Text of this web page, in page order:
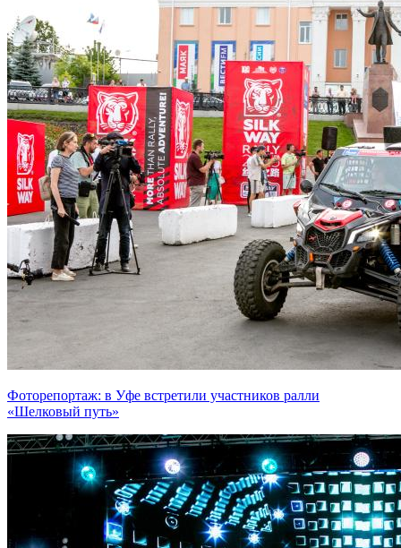
Фоторепортаж: в Уфе встретили участников ралли
«Шелковый путь»